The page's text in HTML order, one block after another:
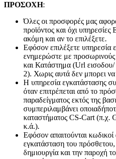
ΠΡΟΣΟΧΗ:
Όλες οι προσφορές μας
προϊόντος και όχι
ακόμη και αν το επιλέξετε.
Εφόσον επιλέξετε υπηρεσία
ενημερώστε με
και Κατάστημα (Url
2). Χωρις αυτά δεν μπορει να
Η υπηρεσία εγκατάστασης
όταν επιτρέπεται από το
παραδείγματος εκτός της
συμπεριλαμβάνει
καταστήματος CS-Cart (π.χ.
κ.ά.).
Εφόσον απαιτούνται κωδικοί
εγκατάσταση του πρόσθετου,
δημιουργία και την παροχή